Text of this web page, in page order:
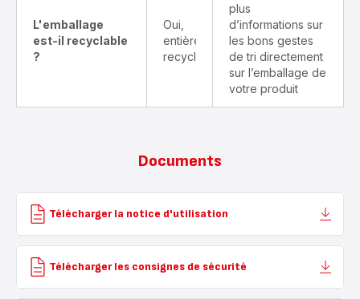
L'emballage
est-il recyclable
?
Oui,
entièrement
recyclable
plus
d’informations sur
les bons gestes
de tri directement
sur l’emballage de
votre produit
Documents
Télécharger la notice d'utilisation
Télécharger les consignes de sécurité